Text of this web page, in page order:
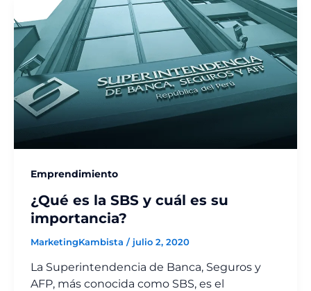
Emprendimiento
¿Qué es la SBS y cuál es su
importancia?
MarketingKambista / julio 2, 2020
La Superintendencia de Banca, Seguros y
AFP, más conocida como SBS, es el